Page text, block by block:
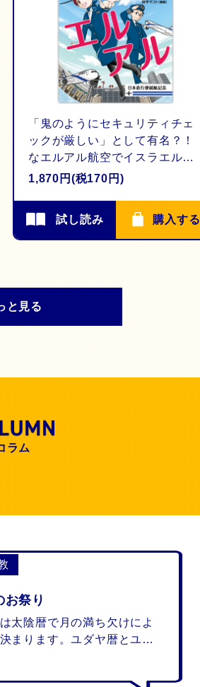
「鬼のようにセキュリティチェ
ックが厳しい」として有名？！
なエルアル航空でイスラエルへ
行こう！
1,870円(税170円)
試し読み 購入する
と見る
ラム
お祭り
太陰暦で月の満ち欠けによ
まります。ユダヤ暦とユダ